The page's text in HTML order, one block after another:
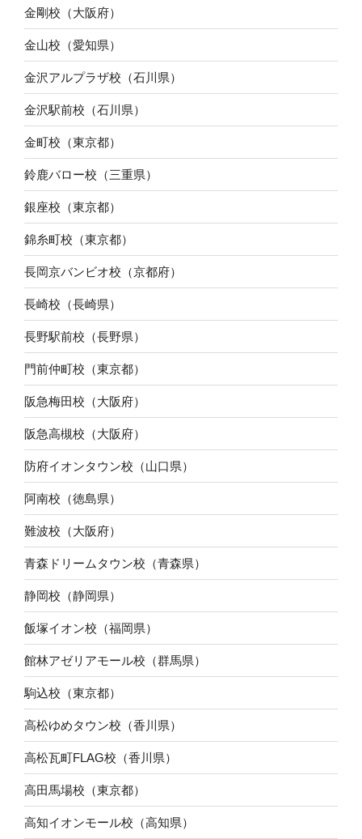
金剛校（大阪府）
金山校（愛知県）
金沢アルプラザ校（石川県）
金沢駅前校（石川県）
金町校（東京都）
鈴鹿バロー校（三重県）
銀座校（東京都）
錦糸町校（東京都）
長岡京バンビオ校（京都府）
長崎校（長崎県）
長野駅前校（長野県）
門前仲町校（東京都）
阪急梅田校（大阪府）
阪急高槻校（大阪府）
防府イオンタウン校（山口県）
阿南校（徳島県）
難波校（大阪府）
青森ドリームタウン校（青森県）
静岡校（静岡県）
飯塚イオン校（福岡県）
館林アゼリアモール校（群馬県）
駒込校（東京都）
高松ゆめタウン校（香川県）
高松瓦町FLAG校（香川県）
高田馬場校（東京都）
高知イオンモール校（高知県）